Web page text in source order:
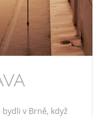
v Brně, když